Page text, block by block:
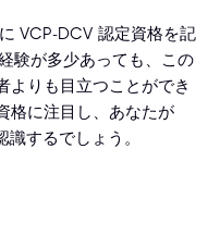
VCP-DCV 認定資格を記
験が多少あっても、この
よりも目立つことができ
格に注目し、あなたが
するでしょう。